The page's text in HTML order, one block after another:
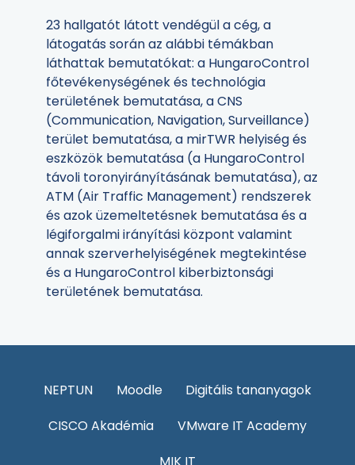
23 hallgatót látott vendégül a cég, a
látogatás során az alábbi témákban
láthattak bemutatókat: a HungaroControl
főtevékenységének és technológia
területének bemutatása, a CNS
(Communication, Navigation, Surveillance)
terület bemutatása, a mirTWR helyiség és
eszközök bemutatása (a HungaroControl
távoli toronyirányításának bemutatása), az
ATM (Air Traffic Management) rendszerek
és azok üzemeltetésnek bemutatása és a
légiforgalmi irányítási központ valamint
annak szerverhelyiségének megtekintése
és a HungaroControl kiberbiztonsági
területének bemutatása.
NEPTUN Moodle
Digitális tananyagok
CISCO Akadémia
VMware IT Academy